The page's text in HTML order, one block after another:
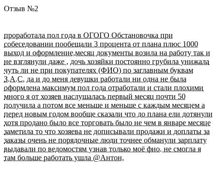
Отзыв №2
проработала пол года в ОГОГО Обстановочка при
собеседовании пообещали 3 процента от плана плюс 1000
выход и оформление,месяц документы возила на работу так и
не взглянули даже , дочь хозяйки постоянно грубила унижала
чуть ли не при покупателях (ФИО) по заглавным буквам
З.А.С, да и до меня девушки работали ни одна не была
оформлена максимум пол года отработали и стали плохими
много я от хозяев наслушалась первый месяц почти 50
получила а потом все меньше и меньше с каждым месяцем а
перед новым годом вообще сказали что до плана ели дотянули
хотя продано было все торговать было не чем в январе месяце
заметила то что хозяева не дописывали продажи и доплаты за
заказы очень не порядочные люди точнее обманули зарплату
выдавали по ведомостям узнав только моё фио. не смогла я
там больше работать ушла @Антон,